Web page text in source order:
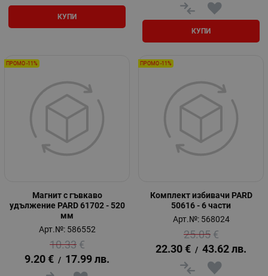
КУПИ
КУПИ
Магнит с гъвкаво
удължение PARD 61702 - 520
мм
Арт.№: 586552
10.33 €
9.20 € / 17.99 лв.
ПРОМО -11%
Комплект избивачи PARD
50616 - 6 части
Арт.№: 568024
25.05 €
22.30 € / 43.62 лв.
ПРОМО -11%